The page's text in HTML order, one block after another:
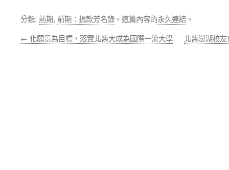
分類: 前期, 前期：捐款芳名錄 。這篇內容的永久連結 。
← 化願景為目標，落實北醫大成為國際一流大學 北醫澎湖校